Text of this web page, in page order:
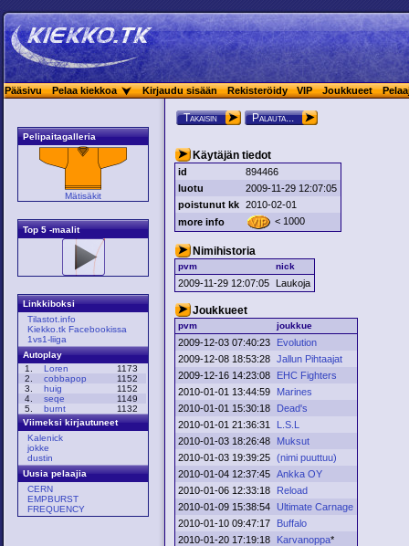
Pääsivu Pelaa kiekkoa Kirjaudu sisään Rekisteröidy VIP Joukkueet
Pelipaitagalleria
Mätisäkit
Top 5 -maalit
Linkkiboksi
Tilastot.info
Kiekko.tk Facebookissa
1vs1-liiga
Autoplay
1.
Loren
1173
2.
cobbapop
1152
3.
huig
1152
4.
seqe
1149
5.
burnt
1132
Viimeksi kirjautuneet
Kalenick
jokke
dustin
Uusia pelaajia
CERN
EMPBURST
FREQUENCY
Takaisin Palauta...
Käytäjän tiedot
id
894466
luotu
2009-11-29 12:07:05
poistunut kk 2010-02-01
more info
< 1000
Nimihistoria
pvm nick
2009-11-29 12:07:05 Laukoja
Joukkueet
pvm joukkue
2009-12-03 07:40:23
Evolution
2009-12-08 18:53:28 Jallun Pihtaajat
2009-12-16 14:23:08
EHC Fighters
2010-01-01 13:44:59
Marines
2010-01-01 15:30:18
Dead's
2010-01-01 21:36:31
L.S.L
2010-01-03 18:26:48
Muksut
2010-01-03 19:39:25 (nimi puuttuu)
2010-01-04 12:37:45 Ankka OY
2010-01-06 12:33:18
Reload
2010-01-09 15:38:54 Ultimate Carnage
2010-01-10 09:47:17
Buffalo
2010-01-20 17:19:18
Karvanoppa*